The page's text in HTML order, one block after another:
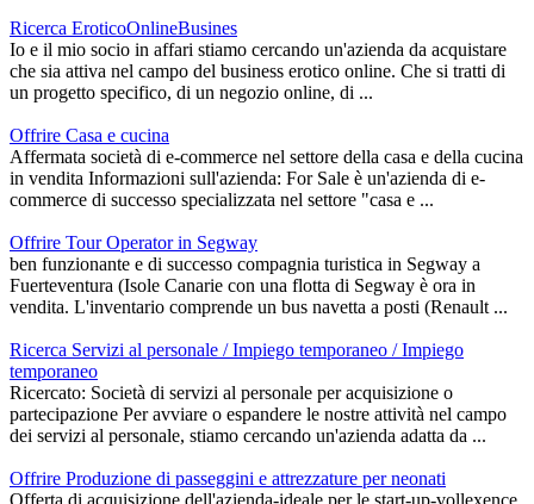
Ricerca EroticoOnlineBusines
Io e il mio socio in affari stiamo cercando un'azienda da acquistare
che sia attiva nel campo del business erotico online. Che si tratti di
un progetto specifico, di un negozio online, di ...
Offrire Casa e cucina
Affermata società di e-commerce nel settore della casa e della cucina
in vendita Informazioni sull'azienda: For Sale è un'azienda di e-
commerce di successo specializzata nel settore "casa e ...
Offrire Tour Operator in Segway
ben funzionante e di successo compagnia turistica in Segway a
Fuerteventura (Isole Canarie con una flotta di Segway è ora in
vendita. L'inventario comprende un bus navetta a posti (Renault ...
Ricerca Servizi al personale / Impiego temporaneo / Impiego
temporaneo
Ricercato: Società di servizi al personale per acquisizione o
partecipazione Per avviare o espandere le nostre attività nel campo
dei servizi al personale, stiamo cercando un'azienda adatta da ...
Offrire Produzione di passeggini e attrezzature per neonati
Offerta di acquisizione dell'azienda-ideale per le start-up-vollexence